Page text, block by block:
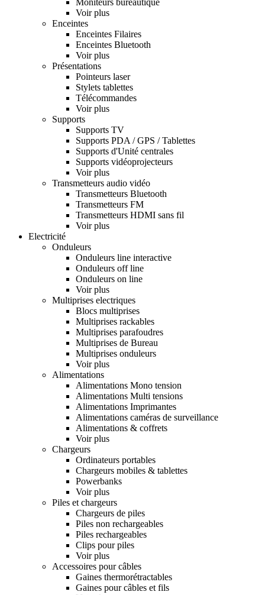
Voir plus
Enceintes
Enceintes Filaires
Enceintes Bluetooth
Voir plus
Présentations
Pointeurs laser
Stylets tablettes
Télécommandes
Voir plus
Supports
Supports TV
Supports PDA / GPS / Tablettes
Supports d'Unité centrales
Supports vidéoprojecteurs
Voir plus
Transmetteurs audio vidéo
Transmetteurs Bluetooth
Transmetteurs FM
Transmetteurs HDMI sans fil
Voir plus
Electricité
Onduleurs
Onduleurs line interactive
Onduleurs off line
Onduleurs on line
Voir plus
Multiprises electriques
Blocs multiprises
Multiprises rackables
Multiprises parafoudres
Multiprises de Bureau
Multiprises onduleurs
Voir plus
Alimentations
Alimentations Mono tension
Alimentations Multi tensions
Alimentations Imprimantes
Alimentations caméras de surveillance
Alimentations & coffrets
Voir plus
Chargeurs
Ordinateurs portables
Chargeurs mobiles & tablettes
Powerbanks
Voir plus
Piles et chargeurs
Chargeurs de piles
Piles non rechargeables
Piles rechargeables
Clips pour piles
Voir plus
Accessoires pour câbles
Gaines thermorétractables
Gaines pour câbles et fils